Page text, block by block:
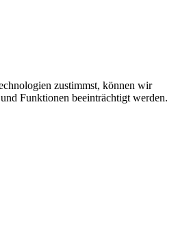
zustimmst, können wir
Funktionen beeinträchtigt werden.